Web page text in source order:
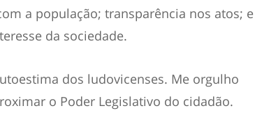
a população; transparência nos atos; e
da sociedade.
dos ludovicenses. Me orgulho
o Poder Legislativo do cidadão.